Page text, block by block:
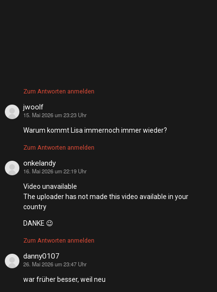
Zum Antworten anmelden
jwoolf
sagt:
15. Mai 2026 um 23:23 Uhr
Warum kommt Lisa immernoch immer wieder?
Zum Antworten anmelden
onkelandy
sagt:
16. Mai 2026 um 22:19 Uhr
Video unavailable
The uploader has not made this video available in your
country
DANKE 😉
Zum Antworten anmelden
danny0107
sagt:
26. Mai 2026 um 23:47 Uhr
war früher besser, weil neu